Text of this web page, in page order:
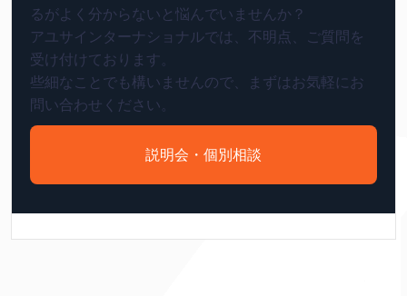
るがよく分からないと悩んでいませんか？
アユサインターナショナルでは、不明点、ご質問を
受け付けております。
些細なことでも構いませんので、まずはお気軽にお
問い合わせください。
説明会・個別相談